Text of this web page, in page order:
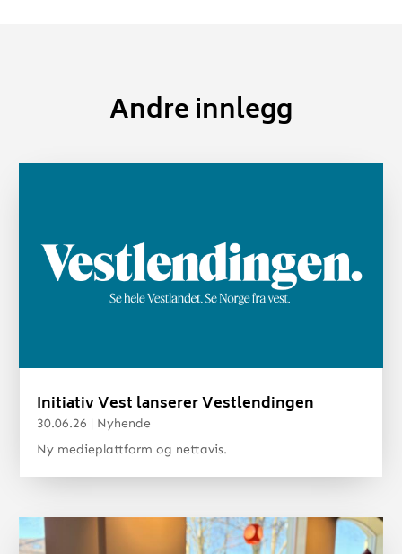
Andre innlegg
Initiativ Vest lanserer Vestlendingen
30.06.26 | Nyhende
Ny medieplattform og nettavis.